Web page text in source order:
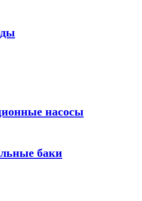
насосы
баки